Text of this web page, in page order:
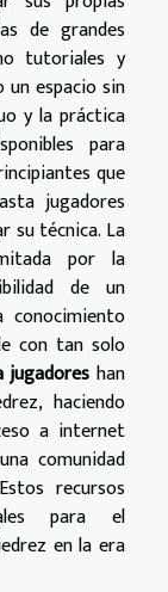
de grandes
tutoriales y
un espacio sin
y la práctica
para
que
jugadores
su técnica. La
por la
de un
con tan solo
jugadores han
haciendo
a internet
comunidad
recursos
para el
en la era